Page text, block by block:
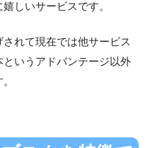
しいサービスです。
れて現在では他サービス
いうアドバンテージ以外